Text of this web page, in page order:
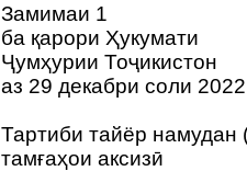
Замимаи 1
ба қарори Ҳукумати
Ҷумҳурии Тоҷикистон
аз 29 декабри соли
Тартиби тайёр
тамғаҳои аксизӣ